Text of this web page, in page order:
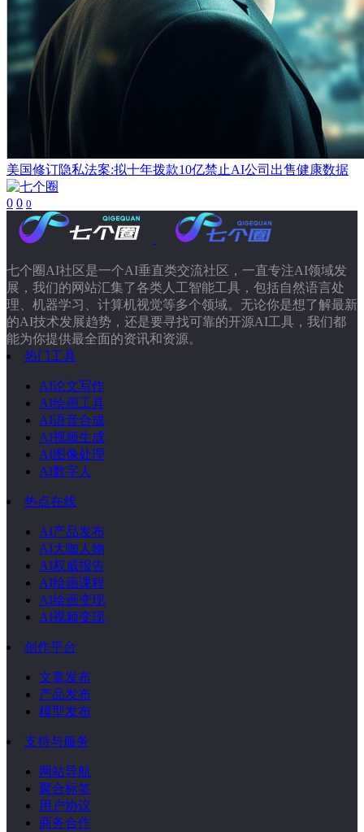
美国修订隐私法案:拟十年拨款10亿禁止AI公司出售健康数据
0 0 0
七个圈AI社区是一个AI垂直类交流社区，一直专注AI领域发
展，我们的网站汇集了各类人工智能工具，包括自然语言处
理、机器学习、计算机视觉等多个领域。无论你是想了解最新
的AI技术发展趋势，还是要寻找可靠的开源AI工具，我们都
能为你提供最全面的资讯和资源。
热门工具
AI论文写作
AI绘画工具
AI语音合成
AI视频生成
AI图像处理
AI数字人
热点在线
AI产品发布
AI大咖人物
AI权威报告
AI绘画课程
AI绘画变现
AI视频变现
创作平台
文章发布
产品发布
模型发布
支持与服务
网站导航
聚合标签
用户协议
商务合作